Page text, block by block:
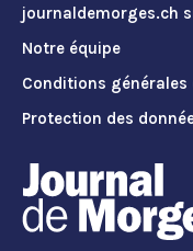
journaldemorges.ch
Notre équipe
Conditions générales
Protection des